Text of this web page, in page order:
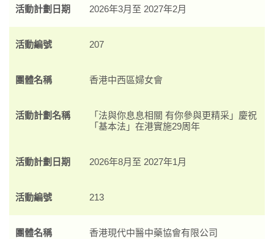
活動計劃日期 2026年3月至 2027年2月
活動編號 207
團體名稱 香港中西區婦女會
活動計劃名稱
「法與你息息相關 有你參與更精采」慶祝
「基本法」在港實施29周年
活動計劃日期 2026年8月至 2027年1月
活動編號 213
團體名稱 香港現代中醫中藥協會有限公司